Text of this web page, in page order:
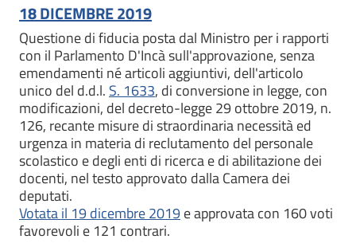
18 DICEMBRE 2019
Questione di fiducia posta dal Ministro per i rapporti
con il Parlamento D'Incà sull'approvazione, senza
emendamenti né articoli aggiuntivi, dell'articolo
unico del d.d.l. S. 1633, di conversione in legge, con
modificazioni, del decreto-legge 29 ottobre 2019, n.
126, recante misure di straordinaria necessità ed
urgenza in materia di reclutamento del personale
scolastico e degli enti di ricerca e di abilitazione dei
docenti, nel testo approvato dalla Camera dei
deputati.
Votata il 19 dicembre 2019e approvata con 160 voti
favorevoli e 121 contrari.